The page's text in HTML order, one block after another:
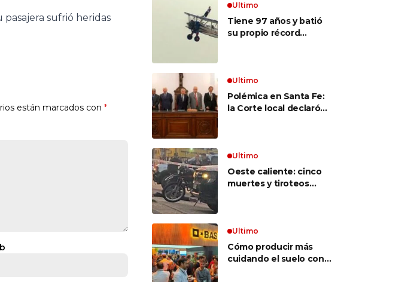
sufrió heridas
están marcados con *
Ultimo
Tiene 97 años y batió
su propio récord
sobre las alas de un
avión en movimiento:
«Las palabras ‘no
Ultimo
Polémica en Santa Fe:
la Corte local declaró
haberes de $ 18
millones
Ultimo
Oeste caliente: cinco
muertes y tiroteos
Ultimo
Cómo producir más
cuidando el suelo con